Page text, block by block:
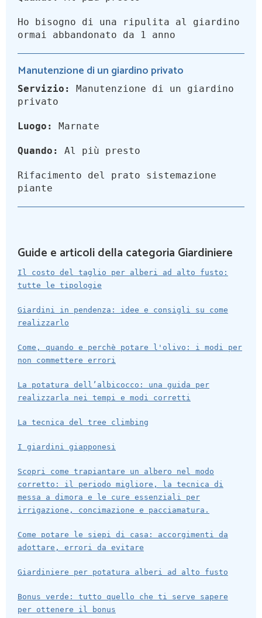
Ho bisogno di una ripulita al giardino
ormai abbandonato da 1 anno
Manutenzione di un giardino privato
Servizio:
Manutenzione di un giardino
privato
Luogo: Marnate
Quando: Al più presto
Rifacimento del prato sistemazione
piante
Guide e articoli della categoria Giardiniere
Il costo del taglio per alberi ad alto fusto:
tutte le tipologie
Giardini in pendenza: idee e consigli su come
realizzarlo
Come, quando e perchè potare l'olivo: i modi per
non commettere errori
La potatura dell’albicocco: una guida per
realizzarla nei tempi e modi corretti
La tecnica del tree climbing
I giardini giapponesi
Scopri come trapiantare un albero nel modo
corretto: il periodo migliore, la tecnica di
messa a dimora e le cure essenziali per
irrigazione, concimazione e pacciamatura.
Come potare le siepi di casa: accorgimenti da
adottare, errori da evitare
Giardiniere per potatura alberi ad alto fusto
Bonus verde: tutto quello che ti serve sapere
per ottenere il bonus